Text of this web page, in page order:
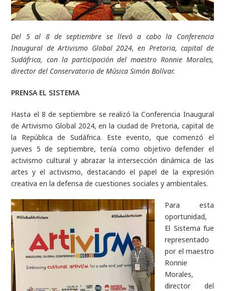
Del 5 al 8 de septiembre se llevó a cabo la Conferencia
Inaugural de Artivismo Global 2024, en Pretoria, capital de
Sudáfrica, con la participación del maestro Ronnie Morales,
director del Conservatorio de Música Simón Bolívar.
PRENSA EL SISTEMA
Hasta el 8 de septiembre se realizó la Conferencia Inaugural
de Artivismo Global 2024, en la ciudad de Pretoria, capital de
la República de Sudáfrica. Este evento, que comenzó el
jueves 5 de septiembre, tenía como objetivo defender el
activismo cultural y abrazar la intersección dinámica de las
artes y el activismo, destacando el papel de la expresión
creativa en la defensa de cuestiones sociales y ambientales.
Para esta
oportunidad,
El Sistema fue
representado
por el maestro
Ronnie
Morales,
director del